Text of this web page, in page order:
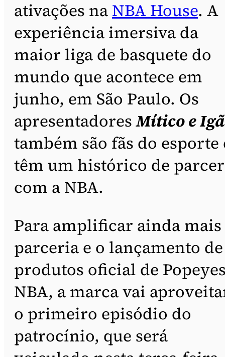
ativações na NBA House. A
experiência imersiva da
maior liga de basquete do
mundo que acontece em
junho, em São Paulo. Os
apresentadoresMítico e
também são fãs do esporte
têm um histórico de
com a NBA.
Para amplificar ainda mais
parceria e o lançamento de
produtos oficial de
NBA, a marca vai
o primeiro episódio do
patrocínio, que será